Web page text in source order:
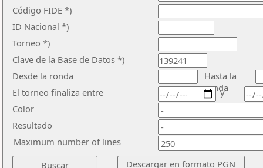
Código FIDE *)
ID Nacional *)
Torneo *)
Clave de la Base de Datos *)
Desde la ronda
Hasta la
ronda
El torneo finaliza entre
Color
Resultado
y
Maximum number of lines